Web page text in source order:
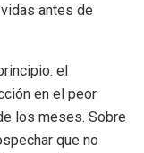
antes de
el
en el peor
los meses. Sobre
que no